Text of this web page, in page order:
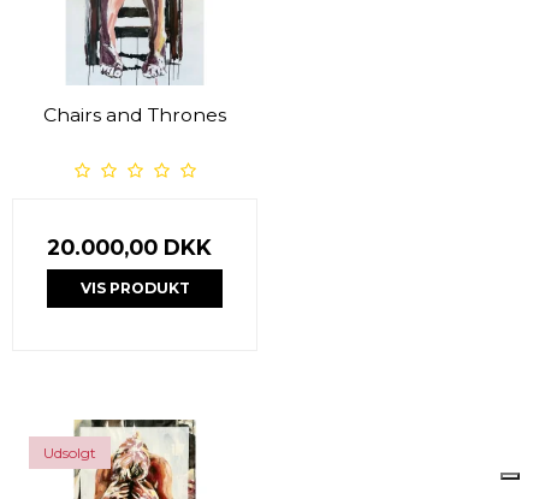
Chairs and Thrones
20.000,00 DKK
VIS PRODUKT
Udsolgt